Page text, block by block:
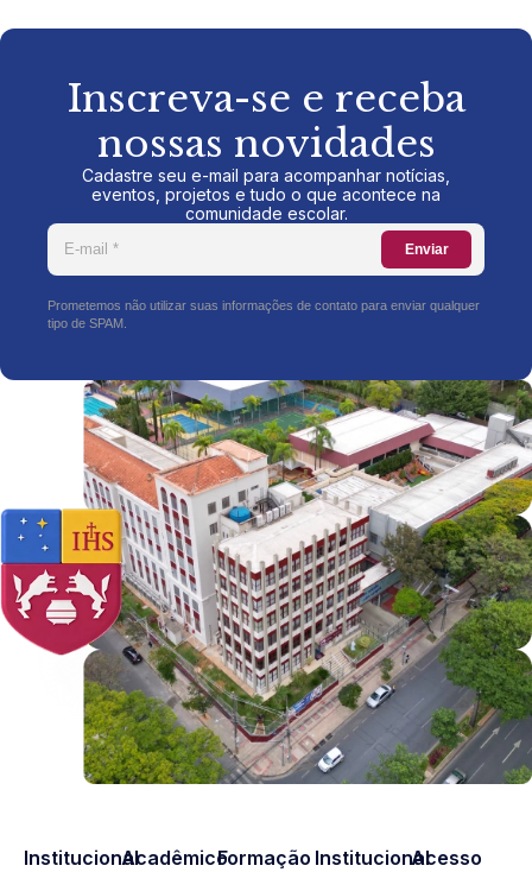
Inscreva-se e receba
nossas novidades
Cadastre seu e-mail para acompanhar notícias,
eventos, projetos e tudo o que acontece na
comunidade escolar.
Enviar
Prometemos não utilizar suas informações de contato para enviar qualquer
tipo de SPAM.
InstitucionalAcadêmicoFormação InstitucionalAcesso